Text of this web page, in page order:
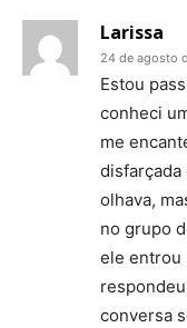
Larissa
24 de agosto
Estou
conheci
me
disfarçada
olhava,
no grupo
ele entrou
conversa